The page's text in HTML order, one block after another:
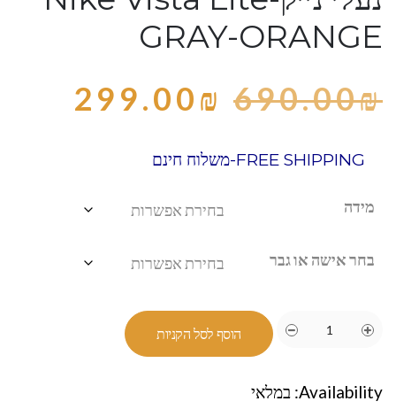
GRAY-ORANGE
690.00₪
299.00₪
מידה
בחר אישה או גבר
הוסף לסל הקניות
Availability: במלאי